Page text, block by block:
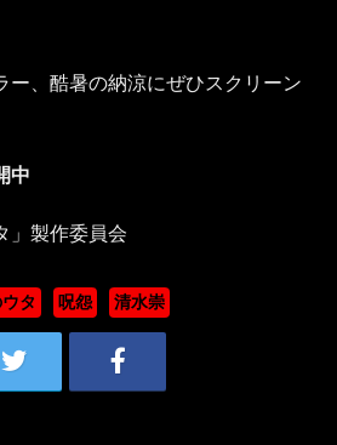
ー、酷暑の納涼にぜひスクリーン
中
」製作委員会
タ 呪怨 清水崇